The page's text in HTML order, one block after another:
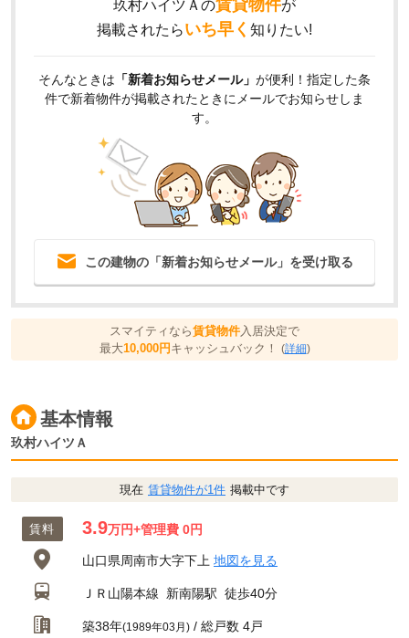
玖村ハイツＡの賃貸物件が
掲載されたらいち早く 知りたい!
そんなときは 「新着お知らせメール」 が便利！指定した条
件で新着物件が掲載されたときにメールでお知らせしま
す。
この建物の「新着お知らせメール」を受け取る
スマイティなら賃貸物件入居決定で
最大10,000円 キャッシュバック！ (詳細)
基本情報
玖村ハイツＡ
現在 賃貸物件が1件 掲載中です
賃料 3.9万円+管理費 0円
山口県周南市大字下上 地図を見る
ＪＲ山陽本線 新南陽駅 徒歩40分
築38年(1989年03月) / 総戸数 4戸